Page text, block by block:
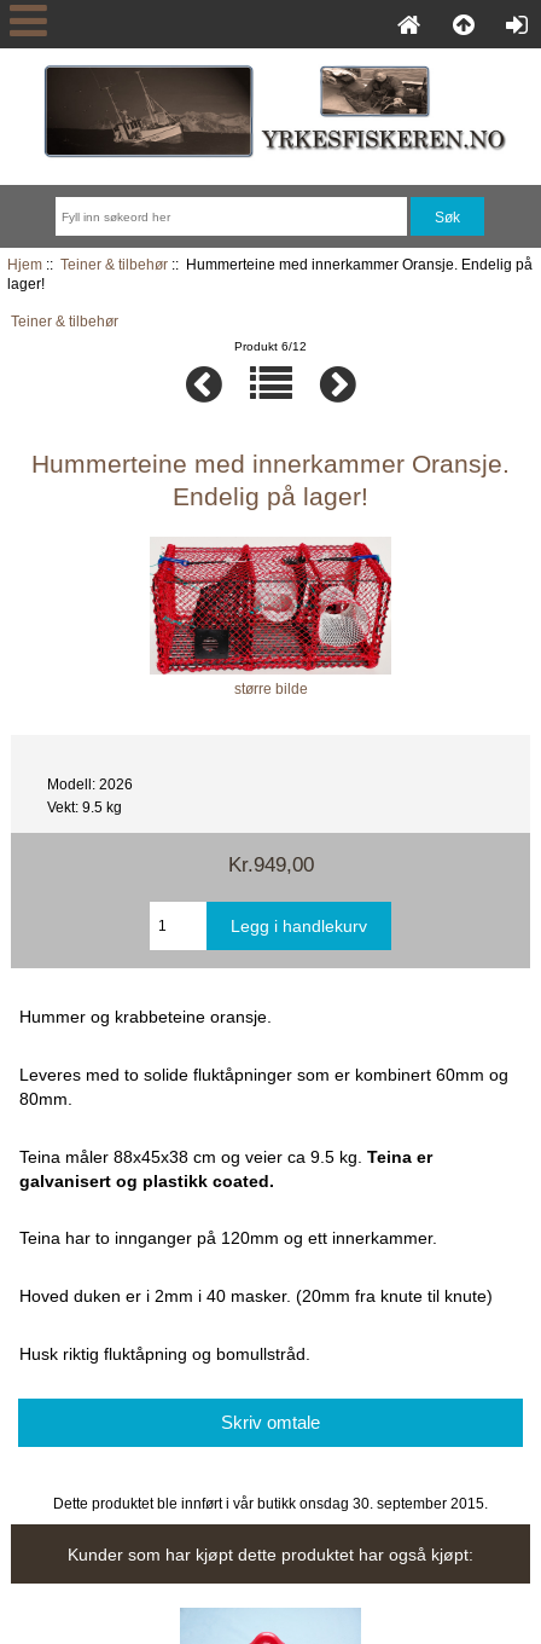
Hjem:: Teiner & tilbehør:: Hummerteine med innerkammer Oransje. Endelig på
lager!
Teiner & tilbehør
Produkt 6/12
Hummerteine med innerkammer Oransje.
Endelig på lager!
større bilde
Modell: 2026
Vekt: 9.5 kg
Kr.949,00
Hummer og krabbeteine oransje.
Leveres med to solide fluktåpninger som er kombinert 60mm og
80mm.
Teina måler 88x45x38 cm og veier ca 9.5 kg.Teina er
galvanisert og plastikk coated.
Teina har to innganger på 120mm og ett innerkammer.
Hoved duken er i 2mm i 40 masker. (20mm fra knute til knute)
Husk riktig fluktåpning og bomullstråd.
Skriv omtale
Dette produktet ble innført i vår butikk onsdag 30. september 2015.
Kunder som har kjøpt dette produktet har også kjøpt: